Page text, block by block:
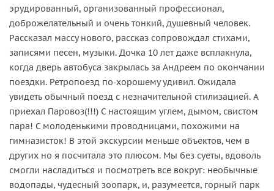
эрудированный, организованный профессионал,
доброжелательный и очень тонкий, душевный человек.
Рассказал массу нового, рассказ сопровождал стихами,
записями песен, музыки. Дочка 10 лет даже всплакнула,
когда дверь автобуса закрылась за Андреем по окончании
поездки. Ретропоезд по-хорошему удивил. Ожидала
увидеть обычный поезд с незначительной стилизацией. А
приехал Паровоз(!!!) С настоящим углем, дымом, свистом
пара! С молоденькими проводницами, похожими на
гимназисток! В этой экскурсии меньше объектов, чем в
других но я посчитала это плюсом. Мы без суеты, вдоволь
смогли насладиться и посмотреть все вокруг: необычные
водопады, чудесный зоопарк, и, разумеется, горный парк